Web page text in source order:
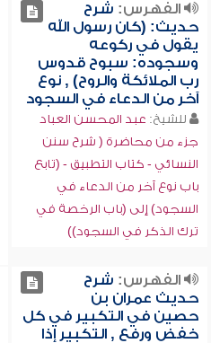
الفهرس: شرح
حديث: (كان رسول الله
يقول في ركوعه
وسجوده: سبوح قدوس
رب الملائكة والروح) , نوع
آخر من الدعاء في السجود
للشيخ: عبد المحسن العباد
جزء من محاضرة ( شرح سنن
النسائي - كتاب التطبيق - (تابع
باب نوع آخر من الدعاء في
السجود) إلى (باب الرخصة في
ترك الذكر في السجود))
الفهرس: شرح
حديث عمران بن
حصين في التكبير في كل
خفض ورفع , التكبير إذا